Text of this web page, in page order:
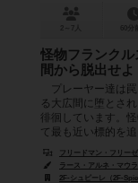
怪物フランク
間から脱出せよ
プレーヤー達は
る大広間に堕とさ
徘徊しています。
て最も近い標的を追
フリードマン・フリー
ラース・アルネ・マウ
2F-シュピーレ（2F-